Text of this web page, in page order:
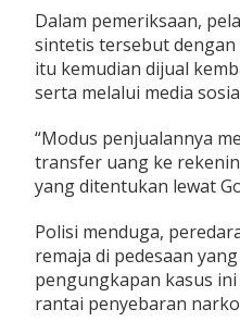
4
3
,
3
G
a
m
B
a
a
n
g
B
Dalam pemeriksaan,
sintetis tersebut dengan
itu kemudian dijual
serta melalui media
“Modus penjualannya
transfer uang ke
yang ditentukan lewat
Polisi menduga,
remaja di pedesaan
pengungkapan kasus
rantai penyebaran